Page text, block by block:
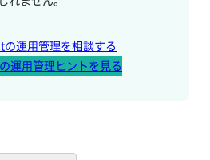
運用管理を相談する
運用管理ヒントを見る